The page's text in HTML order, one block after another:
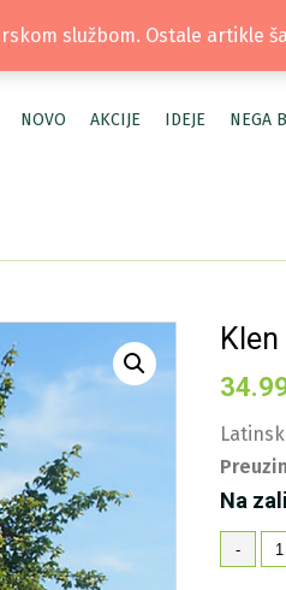
66 40 40 30 | LOKACIJA:
NOVO AKCIJE IDEJE NEGA
Klen
Na
-
službom. Ostale artikle